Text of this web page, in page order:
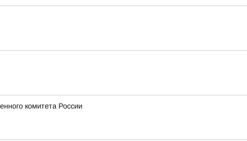
комитета России